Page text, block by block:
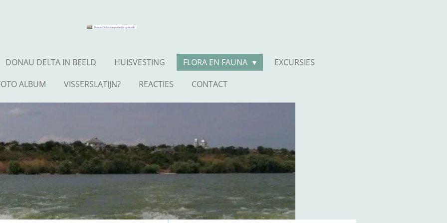
DONAU DELTA IN BEELD HUISVESTING FLORA EN FAUNA
EXCURSIES
ALBUM
VISSERSLATIJN? REACTIES CONTACT